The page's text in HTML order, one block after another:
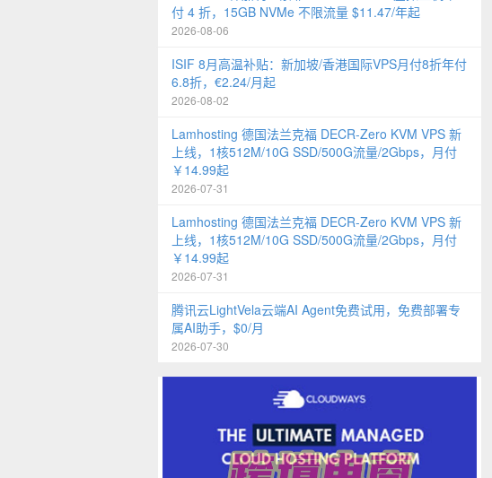
付 4 折，15GB NVMe 不限流量 $11.47/年起
2026-08-06
ISIF 8月高温补贴：新加坡/香港国际VPS月付8折年付
6.8折，€2.24/月起
2026-08-02
Lamhosting 德国法兰克福 DECR-Zero KVM VPS 新
上线，1核512M/10G SSD/500G流量/2Gbps，月付
￥14.99起
2026-07-31
Lamhosting 德国法兰克福 DECR-Zero KVM VPS 新
上线，1核512M/10G SSD/500G流量/2Gbps，月付
￥14.99起
2026-07-31
腾讯云LightVela云端AI Agent免费试用，免费部署专
属AI助手，$0/月
2026-07-30